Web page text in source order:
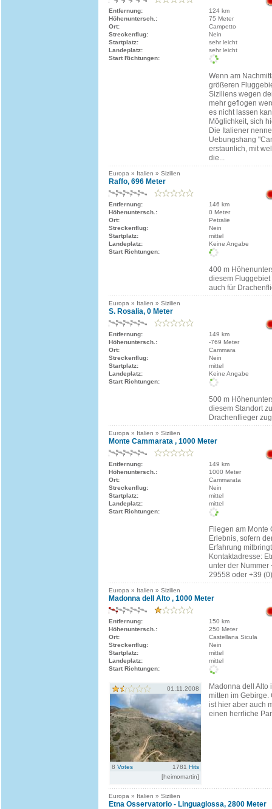
Entfernung:
124 km
Höhenuntersch.:
75 Meter
Ort:
Campetto
Streckenflug:
Nein
Startplatz:
sehr leicht
Landeplatz:
sehr leicht
Start Richtungen:
Wenn am
größeren
Siziliens wegen
mehr geflogen
es nicht lassen
Möglichkeit, sich
Die Italiener
Uebungshang
erstaunlich, mit
die...
Europa » Italien » Sizilien
Raffo, 696 Meter
Entfernung:
146 km
Höhenuntersch.:
0 Meter
Ort:
Petralie
Streckenflug:
Nein
Startplatz:
mittel
Landeplatz:
Keine Angabe
Start Richtungen:
400 m
diesem
auch für
Europa » Italien » Sizilien
S. Rosalia, 0 Meter
Entfernung:
149 km
Höhenuntersch.:
-769 Meter
Ort:
Cammara
Streckenflug:
Nein
Startplatz:
mittel
Landeplatz:
Keine Angabe
Start Richtungen:
500 m
diesem Standort
Drachenflieger
Europa » Italien » Sizilien
Monte Cammarata , 1000 Meter
Entfernung:
149 km
Höhenuntersch.:
1000 Meter
Ort:
Cammarata
Streckenflug:
Nein
Startplatz:
mittel
Landeplatz:
mittel
Start Richtungen:
Fliegen am Monte
Erlebnis, sofern
Erfahrung
Kontaktadresse:
unter der Nummer
29558 oder +39
Europa » Italien » Sizilien
Madonna dell Alto , 1000 Meter
Entfernung:
150 km
Höhenuntersch.:
250 Meter
Ort:
Castellana Sicula
Streckenflug:
Nein
Startplatz:
mittel
Landeplatz:
mittel
Start Richtungen:
01.11.2008
8 Votes 1781 Hits
[heimomartin]
Madonna dell Alto
mitten im Gebirge.
ist hier aber auch
einen herrliche
Europa » Italien » Sizilien
Etna Osservatorio - Linguaglossa, 2800 Meter